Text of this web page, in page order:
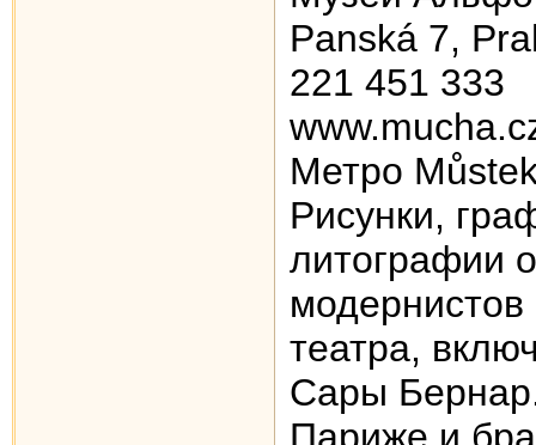
Panská 7,
221 451 333
Метро
Рисунки,
литографии
театра,
Сары
Париже и